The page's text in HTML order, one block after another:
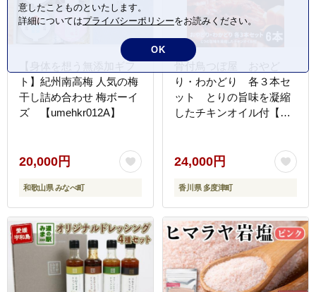
【身体を想う無添加ギフ
ト】紀州南高梅 人気の梅
干し詰め合わせ 梅ボーイ
ズ 【umehkr012A】
20,000円
和歌山県 みなべ町
骨付鳥つぼ屋 おやど
り・わかどり 各３本セ
ット とりの旨味を凝縮
したチキンオイル付【H-
24,000円
香川県 多度津町
意したことものといたします。
詳細についてはプライバシーポリシーをお読みください。
OK